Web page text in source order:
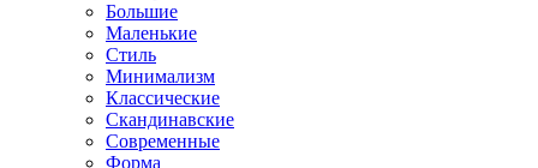
Большие
Маленькие
Стиль
Минимализм
Классические
Скандинавские
Современные
Форма